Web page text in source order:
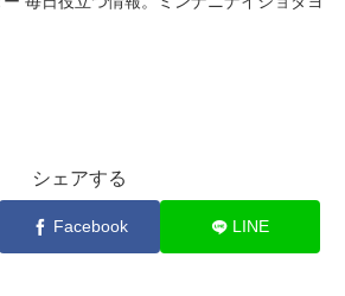
シェアする
Facebook LINE